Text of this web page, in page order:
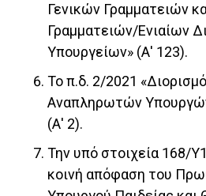
Γενικών Γραμματειών
Γραμματειών/Ενιαίων
Υπουργείων» (Α' 123).
Το π.δ. 2/2021
Αναπληρωτών
(Α' 2).
Την υπό στοιχεία 168/
κοινή απόφαση του